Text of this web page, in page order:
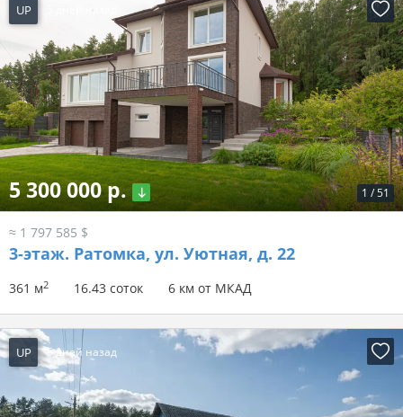
UP
1 /51
5 300 000 р.
≈ 1 797 585 $
3-этаж. Ратомка, ул. Уютная, д. 22
361 м2 16.43 соток 6 км от МКАД
UP 5 дней назад